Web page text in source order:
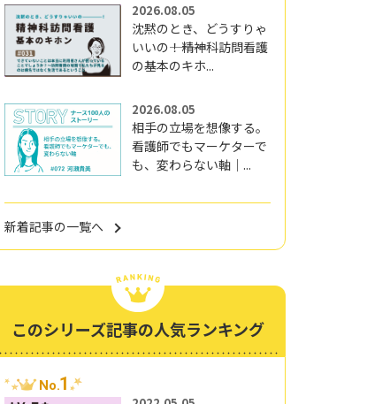
2026.08.05
沈黙のとき、どうすりゃ
いいの―――！精神科訪問看護
の基本のキホ...
2026.08.05
相手の立場を想像する。
看護師でもマーケターで
も、変わらない軸｜...
新着記事の一覧へ
このシリーズ記事の人気ランキング
No.1